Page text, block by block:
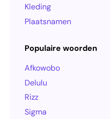
Kleding
Plaatsnamen
Populaire woorden
Afkowobo
Delulu
Rizz
Sigma